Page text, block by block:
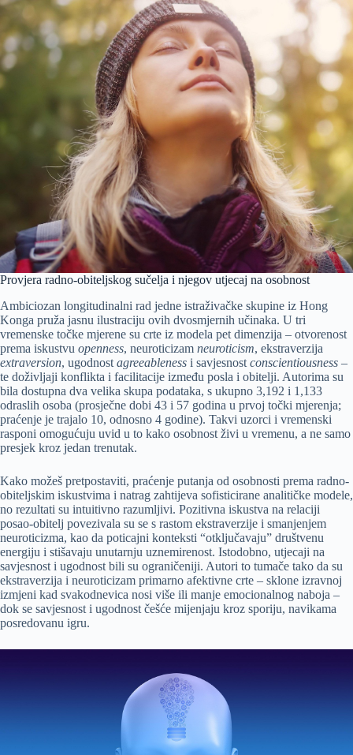
Provjera radno-obiteljskog sučelja i njegov utjecaj na osobnost
Ambiciozan longitudinalni rad jedne istraživačke skupine iz Hong
Konga pruža jasnu ilustraciju ovih dvosmjernih učinaka. U tri
vremenske točke mjerene su crte iz modela pet dimenzija – otvorenost
prema iskustvu openness, neuroticizam neuroticism, ekstraverzija
extraversion, ugodnost agreeableness i savjesnost conscientiousness –
te doživljaji konflikta i facilitacije između posla i obitelji. Autorima su
bila dostupna dva velika skupa podataka, s ukupno 3,192 i 1,133
odraslih osoba (prosječne dobi 43 i 57 godina u prvoj točki mjerenja;
praćenje je trajalo 10, odnosno 4 godine). Takvi uzorci i vremenski
rasponi omogućuju uvid u to kako osobnost živi u vremenu, a ne samo
presjek kroz jedan trenutak.
Kako možeš pretpostaviti, praćenje putanja od osobnosti prema radno-
obiteljskim iskustvima i natrag zahtijeva sofisticirane analitičke modele,
no rezultati su intuitivno razumljivi. Pozitivna iskustva na relaciji
posao-obitelj povezivala su se s rastom ekstraverzije i smanjenjem
neuroticizma, kao da poticajni konteksti “otključavaju” društvenu
energiju i stišavaju unutarnju uznemirenost. Istodobno, utjecaji na
savjesnost i ugodnost bili su ograničeniji. Autori to tumače tako da su
ekstraverzija i neuroticizam primarno afektivne crte – sklone izravnoj
izmjeni kad svakodnevica nosi više ili manje emocionalnog naboja –
dok se savjesnost i ugodnost češće mijenjaju kroz sporiju, navikama
posredovanu igru.